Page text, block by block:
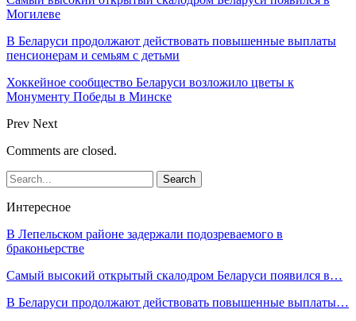
Могилеве
В Беларуси продолжают действовать повышенные выплаты
пенсионерам и семьям с детьми
Хоккейное сообщество Беларуси возложило цветы к
Монументу Победы в Минске
Prev Next
Comments are closed.
Интересное
В Лепельском районе задержали подозреваемого в
браконьерстве
Самый высокий открытый скалодром Беларуси появился в…
В Беларуси продолжают действовать повышенные выплаты…